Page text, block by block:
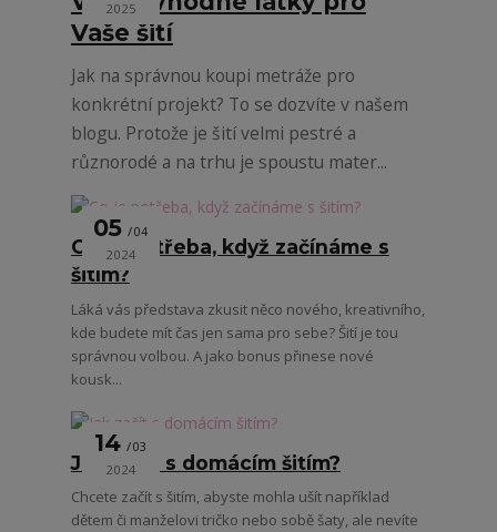
2025
Vaše šití
Jak na správnou koupi metráže pro
konkrétní projekt? To se dozvíte v našem
blogu. Protože je šití velmi pestré a
různorodé a na trhu je spoustu mater...
05 04
2024
Co je potřeba, když začínáme s
šitím?
Láká vás představa zkusit něco nového, kreativního,
kde budete mít čas jen sama pro sebe? Šití je tou
správnou volbou. A jako bonus přinese nové
kousk...
14 03
2024
Jak začít s domácím šitím?
Chcete začít s šitím, abyste mohla ušít například
dětem či manželovi tričko nebo sobě šaty, ale nevíte